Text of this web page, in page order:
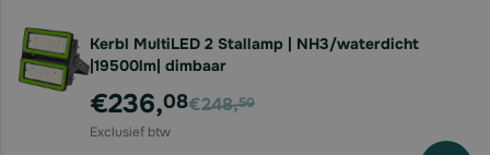
Kerbl MultiLED 2 Stallamp | NH3/waterdicht
|19500lm| dimbaar
Voor
€236,08€248,50